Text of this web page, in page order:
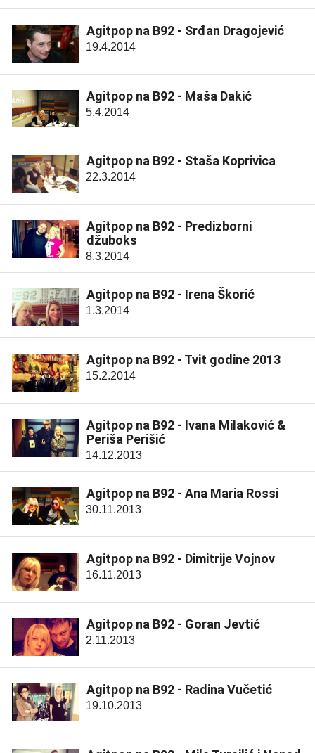
Agitpop na B92 - Srđan Dragojević
19.4.2014
Agitpop na B92 - Maša Dakić
5.4.2014
Agitpop na B92 - Staša Koprivica
22.3.2014
Agitpop na B92 - Predizborni
džuboks
8.3.2014
Agitpop na B92 - Irena Škorić
1.3.2014
Agitpop na B92 - Tvit godine 2013
15.2.2014
Agitpop na B92 - Ivana Milaković &
Periša Perišić
14.12.2013
Agitpop na B92 - Ana Maria Rossi
30.11.2013
Agitpop na B92 - Dimitrije Vojnov
16.11.2013
Agitpop na B92 - Goran Jevtić
2.11.2013
Agitpop na B92 - Radina Vučetić
19.10.2013